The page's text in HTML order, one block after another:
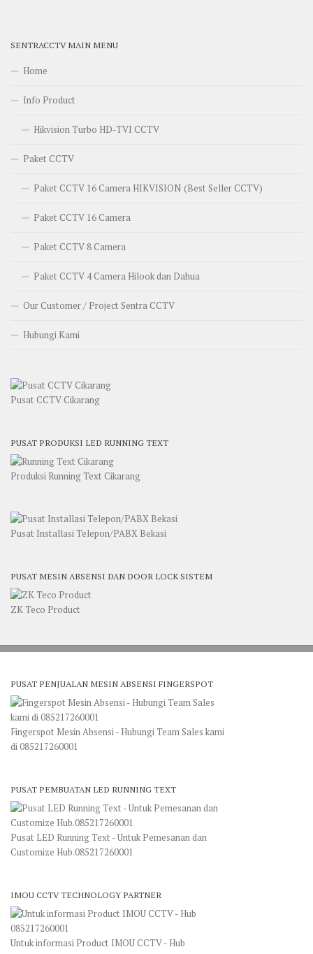
SENTRACCTV MAIN MENU
Home
Info Product
Hikvision Turbo HD-TVI CCTV
Paket CCTV
Paket CCTV 16 Camera HIKVISION (Best Seller CCTV)
Paket CCTV 16 Camera
Paket CCTV 8 Camera
Paket CCTV 4 Camera Hilook dan Dahua
Our Customer / Project Sentra CCTV
Hubungi Kami
Pusat CCTV Cikarang
PUSAT PRODUKSI LED RUNNING TEXT
Produksi Running Text Cikarang
Pusat Installasi Telepon/PABX Bekasi
PUSAT MESIN ABSENSI DAN DOOR LOCK SISTEM
ZK Teco Product
PUSAT PENJUALAN MESIN ABSENSI FINGERSPOT
Fingerspot Mesin Absensi - Hubungi Team Sales kami
di 085217260001
PUSAT PEMBUATAN LED RUNNING TEXT
Pusat LED Running Text - Untuk Pemesanan dan
Customize Hub.085217260001
IMOU CCTV TECHNOLOGY PARTNER
Untuk informasi Product IMOU CCTV - Hub